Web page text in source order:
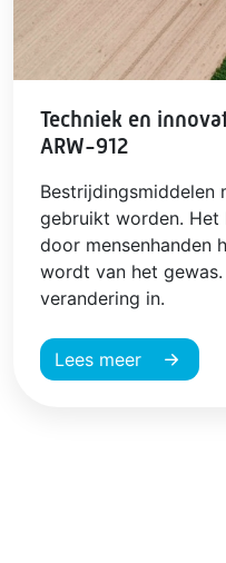
Techniek en
ARW-912
Bestrijdingsmiddelen
gebruikt worden.
door mensenhanden
wordt van het
verandering in.
Lees meer